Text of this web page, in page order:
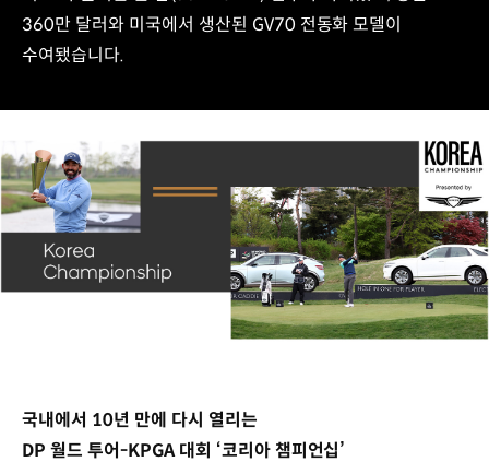
360만 달러와 미국에서 생산된 GV70 전동화 모델이
수여됐습니다.
국내에서 10년 만에 다시 열리는
DP 월드 투어-KPGA 대회 ‘코리아 챔피언십’